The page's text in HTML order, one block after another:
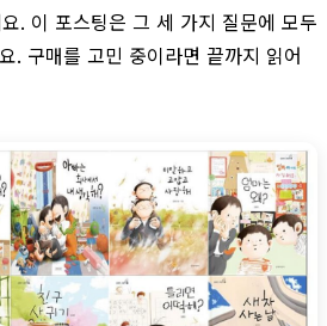
요. 이 포스팅은 그 세 가지 질문에 모두
. 구매를 고민 중이라면 끝까지 읽어